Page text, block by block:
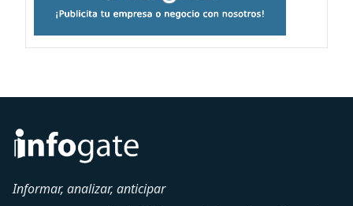
Informar, analizar, anticipar